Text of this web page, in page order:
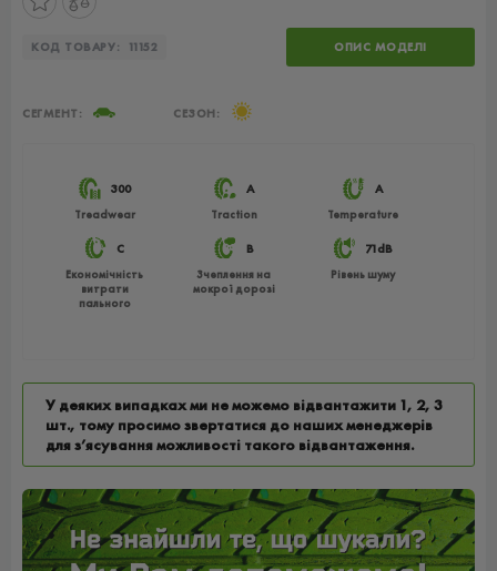
КОД ТОВАРУ: 11152 ОПИС МОДЕЛІ
300
Treadwear
A
Traction
A
Temperature
C
Економічність
витрати
пального
B
Зчеплення на
мокрої дорозі
71dB
Рівень шуму
СЕГМЕНТ: СЕЗОН:
У деяких випадках ми не можемо відвантажити 1, 2, 3
шт., тому просимо звертатися до наших менеджерів
для з’ясування можливості такого відвантаження.